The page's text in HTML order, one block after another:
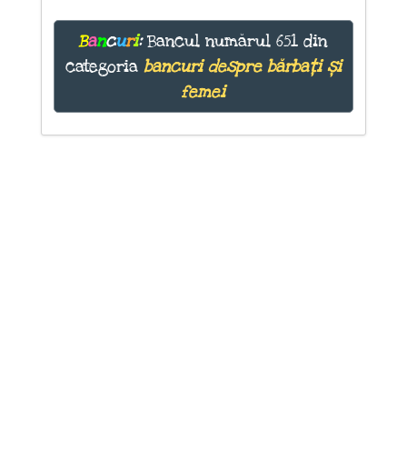
Bancuri:Bancul numărul 651 din
categoria bancuri despre bărbați și
femei